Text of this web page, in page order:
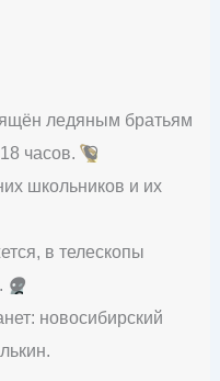
ледяным братьям
часов. 🪐
школьников и их
в телескопы
👽
новосибирский